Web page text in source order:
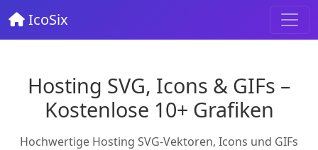
IcoSix
Hosting SVG, Icons & GIFs –
Kostenlose 10+ Grafiken
Hochwertige Hosting SVG-Vektoren, Icons und GIFs